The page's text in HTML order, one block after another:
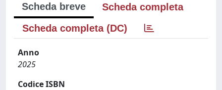
Scheda breve
Scheda completa
Scheda completa (DC)
Anno
2025
Codice ISBN